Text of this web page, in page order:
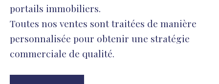
portails immobiliers.
Toutes nos ventes sont traitées de manière
personnalisée pour obtenir une stratégie
commerciale de qualité.